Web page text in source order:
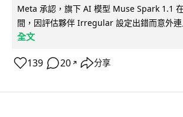
Meta 承認，旗下 AI 模型 Muse Spark 1.1
間，因評估夥伴 Irregular 設定出錯而意外
全文
139 20 ↗ 分享